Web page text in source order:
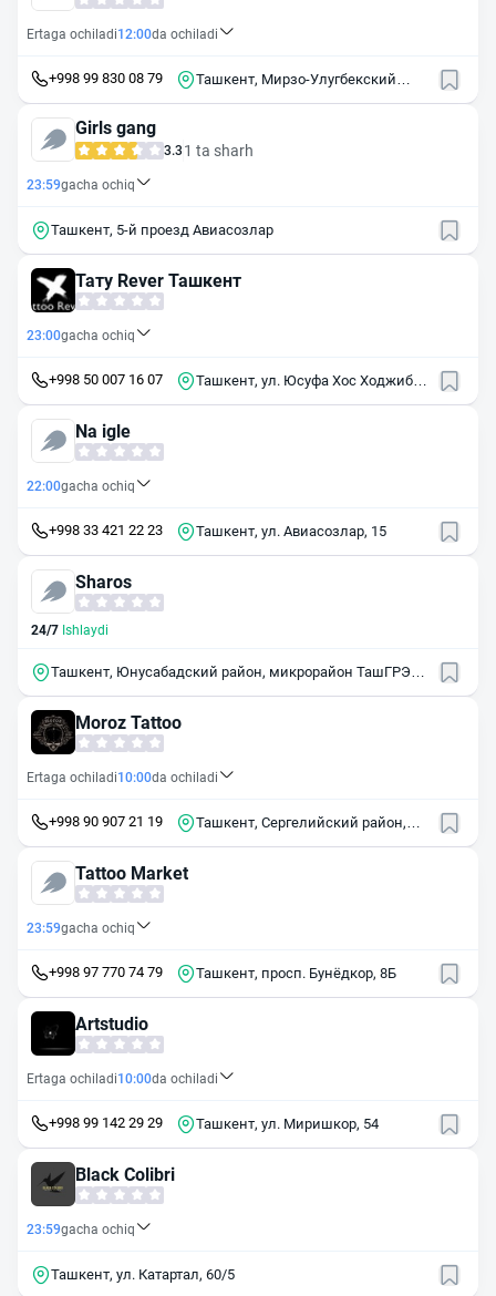
Ertaga ochiladi12:00da ochiladi
+998 99 830 08 79
Ташкент, Мирзо-Улугбекский
Girls gang
3.3 1 ta sharh
23:59gacha ochiq
Ташкент, 5-й проезд Авиасозлар
Тату Rever Ташкент
23:00gacha ochiq
+998 50 007 16 07
Ташкент, ул. Юсуфа Хос Ходжиба,
Na igle
22:00gacha ochiq
+998 33 421 22 23 Ташкент, ул. Авиасозлар, 15
Sharos
24/7 Ishlaydi
Ташкент, Юнусабадский район, микрорайон ТашГРЭС,
Moroz Tattoo
Ertaga ochiladi10:00da ochiladi
+998 90 907 21 19
Ташкент, Сергелийский район,
Tattoo Market
23:59gacha ochiq
+998 97 770 74 79 Ташкент, просп. Бунёдкор, 8Б
Artstudio
Ertaga ochiladi10:00da ochiladi
+998 99 142 29 29 Ташкент, ул. Миришкор, 54
Black Colibri
23:59gacha ochiq
Ташкент, ул. Катартал, 60/5